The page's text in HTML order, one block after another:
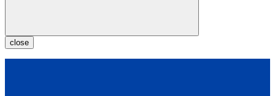
close